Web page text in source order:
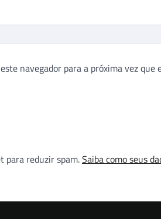
navegador para a próxima vez que
para reduzir spam.Saiba como seus